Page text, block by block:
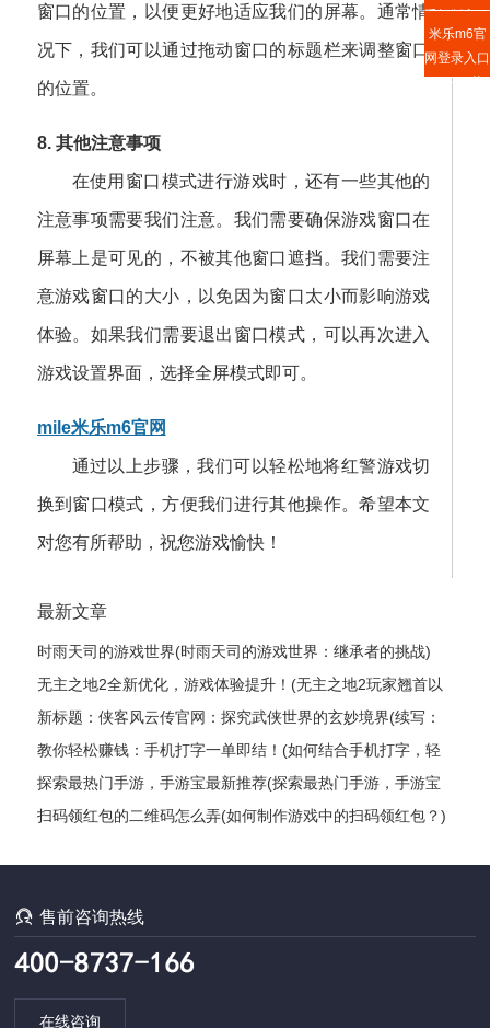
窗口的位置，以便更好地适应我们的屏幕。通常情
况下，我们可以通过拖动窗口的标题栏来调整窗口
的位置。
8. 其他注意事项
在使用窗口模式进行游戏时，还有一些其他的
注意事项需要我们注意。我们需要确保游戏窗口在
屏幕上是可见的，不被其他窗口遮挡。我们需要注
意游戏窗口的大小，以免因为窗口太小而影响游戏
体验。如果我们需要退出窗口模式，可以再次进入
游戏设置界面，选择全屏模式即可。
mile米乐m6官网
通过以上步骤，我们可以轻松地将红警游戏切
换到窗口模式，方便我们进行其他操作。希望本文
对您有所帮助，祝您游戏愉快！
最新文章
时雨天司的游戏世界(时雨天司的游戏世界：继承者的挑战)
无主之地2全新优化，游戏体验提升！(无主之地2玩家翘首以
盼的全新升级，游戏体验获得飞跃式优化！)
新标题：侠客风云传官网：探究武侠世界的玄妙境界(续写：
侠客风云传官网——揭秘武侠世界的神秘奥妙)
教你轻松赚钱：手机打字一单即结！(如何结合手机打字，轻
松实现赚钱？)
探索最热门手游，手游宝最新推荐(探索最热门手游，手游宝
最新推荐——最全手游推荐指南)
扫码领红包的二维码怎么弄(如何制作游戏中的扫码领红包？)
售前咨询热线
在线咨询
手机版入口
米乐m6官
网登录入口
APP下载